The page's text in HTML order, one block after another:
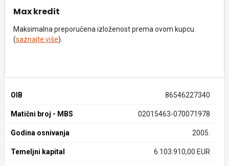
Max kredit
Maksimalna preporučena izloženost prema ovom kupcu
(saznajte više).
OIB 86546227340
Matični broj - MBS 02015463-070071978
Godina osnivanja 2005.
Temeljni kapital 6.103.910,00 EUR